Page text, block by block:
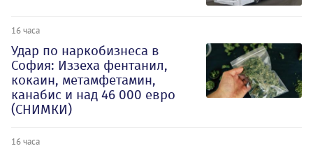
16 часа
Удар по наркобизнеса в
София: Иззеха фентанил,
кокаин, метамфетамин,
канабис и над 46 000 евро
(СНИМКИ)
16 часа